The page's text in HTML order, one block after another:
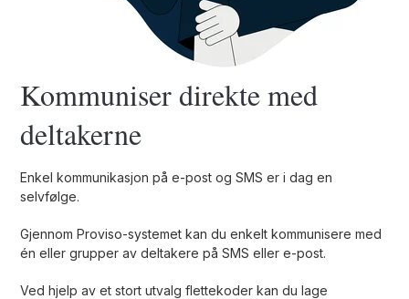
Kommuniser direkte med
deltakerne
Enkel kommunikasjon på e-post og SMS er i dag en
selvfølge.
Gjennom Proviso-systemet kan du enkelt kommunisere med
én eller grupper av deltakere på SMS eller e-post.
Ved hjelp av et stort utvalg flettekoder kan du lage